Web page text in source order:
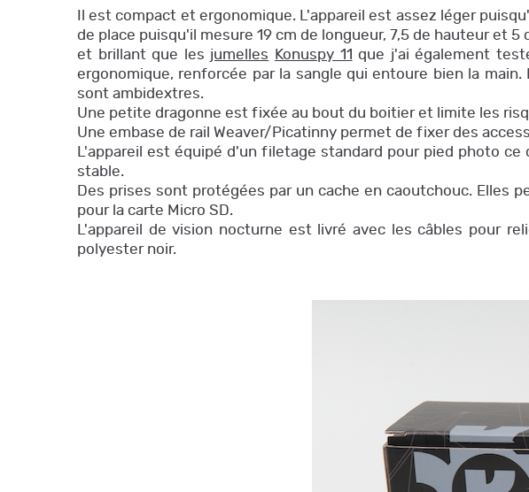
Il est compact et ergonomique. L'appareil est assez léger
de place puisqu'il mesure 19 cm de longueur, 7,5 de hauteur et
et brillant que les jumelles Konuspy 11 que j'ai également
ergonomique, renforcée par la sangle qui entoure bien la
sont ambidextres.
Une petite dragonne est fixée au bout du boitier et limite les
Une embase de rail Weaver/Picatinny permet de fixer des
L'appareil est équipé d'un filetage standard pour pied photo
stable.
Des prises sont protégées par un cache en caoutchouc. Elles
pour la carte Micro SD.
L'appareil de vision nocturne est livré avec les câbles pour
polyester noir.